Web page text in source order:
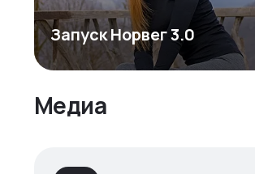
Запуск Норвег 3.0
Медиа